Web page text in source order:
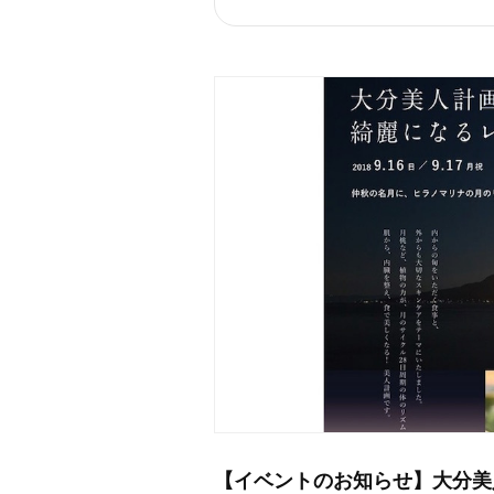
【イベントのお知らせ】大分